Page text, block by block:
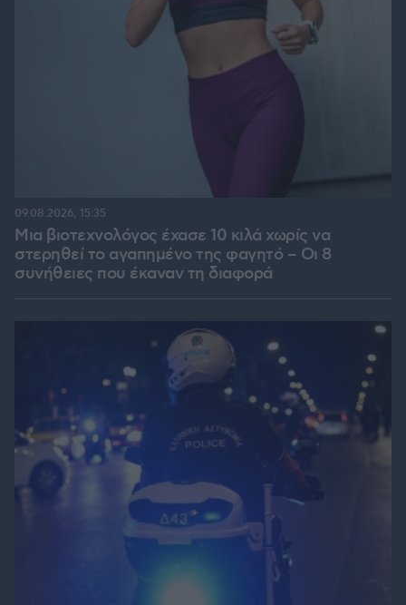
Μια βιοτεχνολόγος έχασε 10 κιλά χωρίς να
στερηθεί το αγαπημένο της φαγητό – Οι 8
συνήθειες που έκαναν τη διαφορά
09.08.2026, 15:35